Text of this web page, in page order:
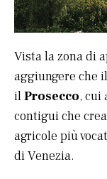
Vista la zona di
aggiungere che
ilProsecco, cui
contigui che
agricole più
di Venezia.